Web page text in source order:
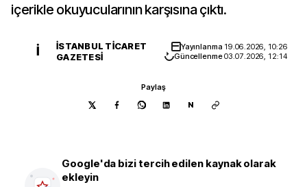
içerikle okuyucularının karşısına çıktı.
İ
İSTANBUL TICARET
GAZETESI
Yayınlanma 19.06.2026, 10:26
Güncellenme03.07.2026, 12:14
Paylaş
N
Google'da bizi tercih edilen kaynak olarak
ekleyin